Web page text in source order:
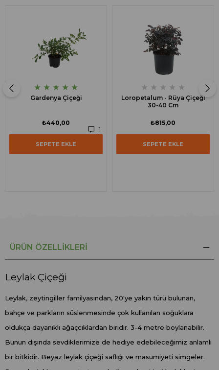
★ ★ ★ ★ ★
Gardenya Çiçeği
1
₺440,00
SEPETE EKLE
★ ★ ★ ★ ★
Loropetalum - Rüya Çiçeği
30-40 Cm
₺815,00
SEPETE EKLE
ÜRÜN ÖZELLIKLERI
Leylak Çiçeği
Leylak, zeytingiller familyasından, 20'ye yakın türü bulunan,
bahçe ve parkların süslenmesinde çok kullanılan soğuklara
oldukça dayanıklı ağaçcıklardan biridir. 3-4 metre boylanabilir.
Bunun dışında sevdiklerimize de hediye edebileceğimiz anlamlı
bir bitkidir. Beyaz leylak çiçeği saflığı ve masumiyeti simgeler.